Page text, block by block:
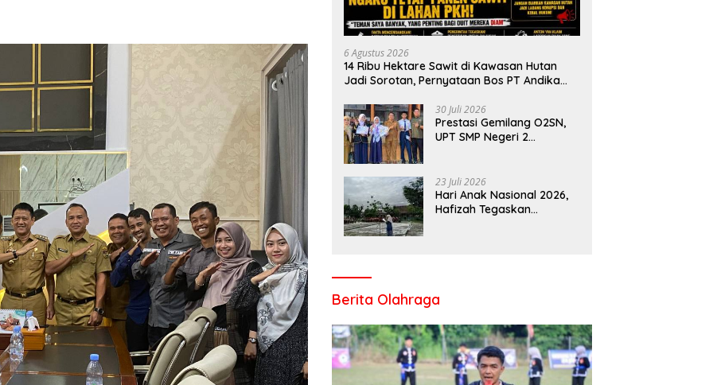
6 Agustus 2026
14 Ribu Hektare Sawit di Kawasan Hutan
Jadi Sorotan, Pernyataan Bos PT Andika
30 Juli 2026
Prestasi Gemilang O2SN,
UPT SMP Negeri 2
di Tingkat Provins
23 Juli 2026
Hari Anak Nasional 2026,
Hafizah Tegaskan
Berita Olahraga